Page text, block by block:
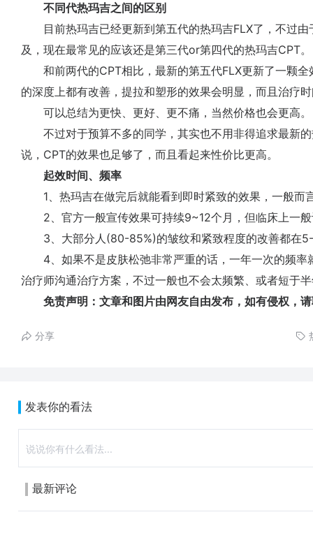
不同代热玛吉之间的区别
目前热玛吉已经更新到第五代的热玛吉FLX了，不过由
及，现在最常见的应该还是第三代or第四代的热玛吉CPT。
和前两代的CPT相比，最新的第五代FLX更新了一颗全
的深度上都有改善，提拉和塑形的效果会明显，而且治疗
可以总结为更快、更好、更不痛，当然价格也会更高。
不过对于预算不多的同学，其实也不用非得追求最新的
说，CPT的效果也足够了，而且看起来性价比更高。
起效时间、频率
1、热玛吉在做完后就能看到即时紧致的效果，一般而
2、官方一般宣传效果可持续9~12个月，但临床上一
3、大部分人(80-85%)的皱纹和紧致程度的改善都在5-
4、如果不是皮肤松弛非常严重的话，一年一次的频率
治疗师沟通治疗方案，不过一般也不会太频繁、或者短于
免责声明：文章和图片由网友自由发布，如有侵权，
分享
发表你的看法
最新评论